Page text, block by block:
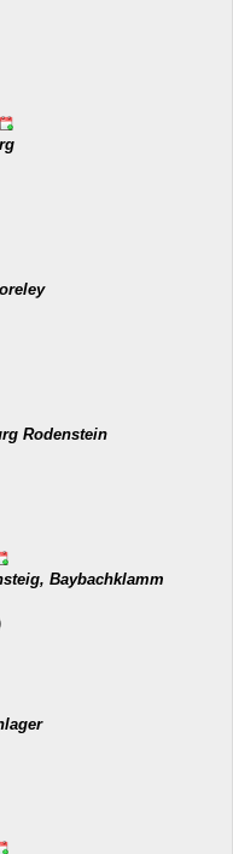
Rodenstein
Baybachklamm